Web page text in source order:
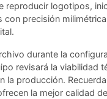
reproducir logotipos,
con precisión
durante la
revisará la viabilidad
la producción.
la mejor calidad